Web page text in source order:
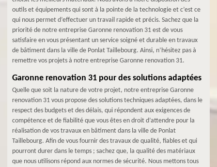
outils et équipements qui sont à la pointe de la technologie et c’est ce
qui nous permet d’effectuer un travail rapide et précis. Sachez que la
priorité de notre entreprise Garonne renovation 31 est de vous
satisfaire en vous présentant un service soigné et durable en travaux
de bâtiment dans la ville de Ponlat Taillebourg. Ainsi, n’hésitez pas à
remettre vos projets à notre entreprise Garonne renovation 31.
Garonne renovation 31 pour des solutions adaptées
Quelle que soit la nature de votre projet, notre entreprise Garonne
renovation 31 vous propose des solutions techniques adaptées, dans le
respect des budgets et des délais, qui répondent aux exigences de
compétence et de fiabilité que vous êtes en droit d’attendre pour la
réalisation de vos travaux en bâtiment dans la ville de Ponlat
Taillebourg. Afin de vous fournir des travaux de qualité, fiables et qui
pourront durer dans le temps ; sachez que, la qualité des matériaux
que nous utilisons répond aux normes de sécurité. Nous mettons tous